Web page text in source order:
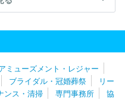
ト
ニッコンホールディング
会社トリート
日揮ホールディ
シャルサービス株式会社
株
ストアパートナーズ
株式会
ミューズメント・レジャー
ブライダル・冠婚葬祭
リー
ンス・清掃 専門事務所
協